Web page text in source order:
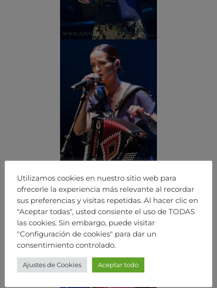
Utilizamos cookies en nuestro sitio web para
ofrecerle la experiencia más relevante al recordar
sus preferencias y visitas repetidas. Al hacer clic en
"Aceptar todas", usted consiente el uso de TODAS
las cookies. Sin embargo, puede visitar
"Configuración de cookies" para dar un
consentimiento controlado.
Ajustes de Cookies Aceptar todo